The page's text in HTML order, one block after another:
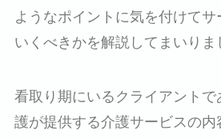
ようなポイントに気を付けて
いくべきかを解説してまいりま
看取り期にいるクライアントで
護が提供する介護サービスの内